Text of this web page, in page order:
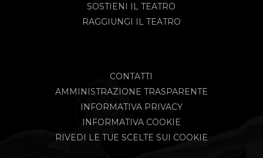
SOSTIENI IL TEATRO
RAGGIUNGI IL TEATRO
CONTATTI
AMMINISTRAZIONE TRASPARENTE
INFORMATIVA PRIVACY
INFORMATIVA COOKIE
RIVEDI LE TUE SCELTE SUI COOKIE